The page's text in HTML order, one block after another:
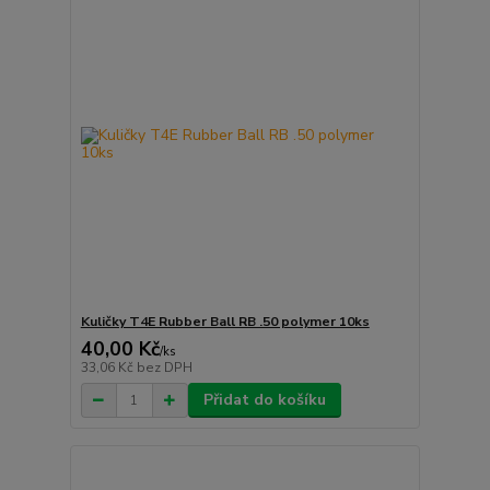
Kuličky T4E Rubber Ball RB .50 polymer 10ks
40,00 Kč/ks
33,06 Kč bez DPH
Přidat do košíku